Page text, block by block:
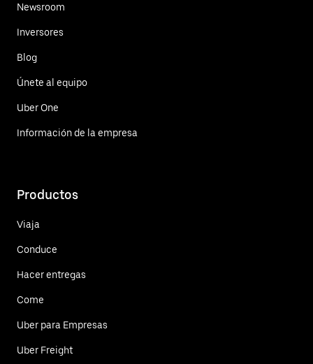
Newsroom
Inversores
Blog
Únete al equipo
Uber One
Información de la empresa
Productos
Viaja
Conduce
Hacer entregas
Come
Uber para Empresas
Uber Freight